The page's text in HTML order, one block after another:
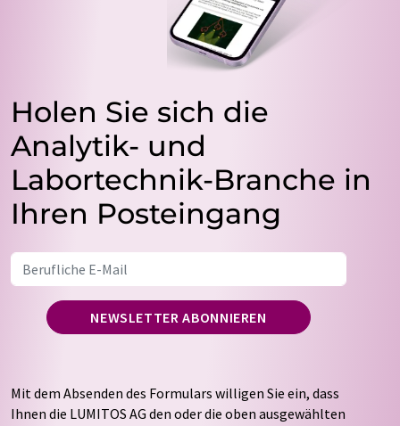
Holen Sie sich die
Analytik- und
Labortechnik-Branche in
Ihren Posteingang
NEWSLETTER ABONNIEREN
Mit dem Absenden des Formulars willigen Sie ein, dass
Ihnen die LUMITOS AG den oder die oben ausgewählten